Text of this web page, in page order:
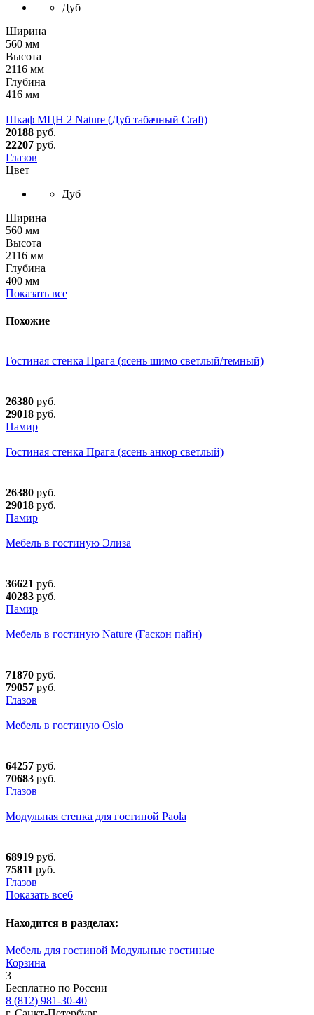
Дуб
Ширина
560 мм
Высота
2116 мм
Глубина
416 мм
Шкаф МЦН 2 Nature (Дуб табачный Craft)
20188 руб.
22207 руб.
Глазов
Цвет
Дуб
Ширина
560 мм
Высота
2116 мм
Глубина
400 мм
Показать все
Похожие
Гостиная стенка Прага (ясень шимо светлый/темный)
26380 руб.
29018 руб.
Памир
Гостиная стенка Прага (ясень анкор светлый)
26380 руб.
29018 руб.
Памир
Мебель в гостиную Элиза
36621 руб.
40283 руб.
Памир
Мебель в гостиную Nature (Гаскон пайн)
71870 руб.
79057 руб.
Глазов
Мебель в гостиную Oslo
64257 руб.
70683 руб.
Глазов
Модульная стенка для гостиной Paola
68919 руб.
75811 руб.
Глазов
Показать все6
Находится в разделах:
Мебель для гостиной Модульные гостиные
Корзина
3
Бесплатно по России
8 (812) 981-30-40